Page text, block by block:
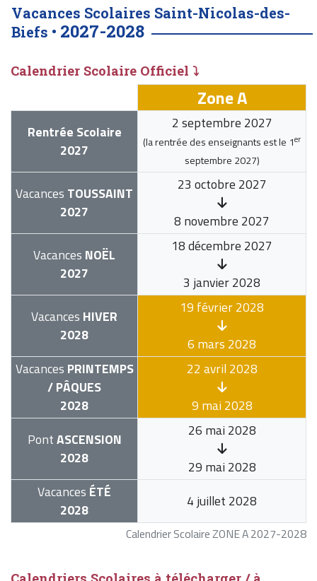
Vacances Scolaires Saint-Nicolas-des-
Biefs • 2027-2028
Calendrier Scolaire Officiel ⤵
Calendrier Scolaire ZONE A 2027-2028
Zone A
Rentrée Scolaire
2027
2 septembre 2027
(la rentrée des enseignants est le 1er
septembre 2027)
Vacances TOUSSAINT
2027
23 octobre 2027
8 novembre 2027
Vacances NOËL
2027
18 décembre 2027
3 janvier 2028
Vacances HIVER
2028
19 février 2028
6 mars 2028
Vacances PRINTEMPS
/ PÂQUES
2028
22 avril 2028
9 mai 2028
PontASCENSION
2028
26 mai 2028
29 mai 2028
Vacances ÉTÉ
2028
4 juillet 2028